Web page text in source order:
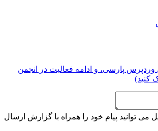
پارسی، و ادامه فعالیت در انجمن
کنید)
می توانید پیام خود را همراه با گزارش ارسال